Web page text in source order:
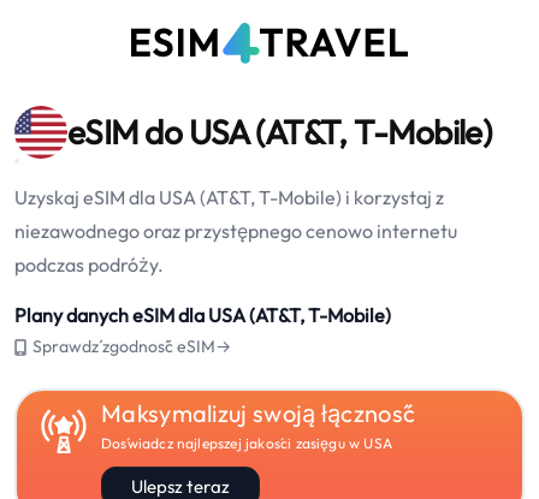
eSIM do USA (AT&T, T-Mobile)
Uzyskaj eSIM dla USA (AT&T, T-Mobile) i korzystaj z
niezawodnego oraz przystępnego cenowo internetu
podczas podróży.
Plany danych eSIM dla USA (AT&T, T-Mobile)
Sprawdź zgodność eSIM→
Maksymalizuj swoją łączność
Doświadcz najlepszej jakości zasięgu w USA
Ulepsz teraz